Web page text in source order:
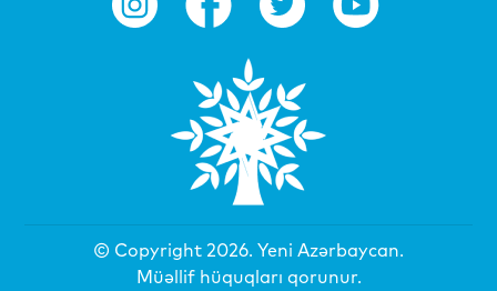
© Copyright 2026. Yeni Azərbaycan.
Müəllif hüquqları qorunur.